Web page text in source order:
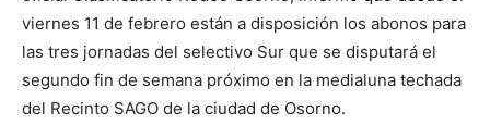
viernes 11 de febrero están a disposición los abonos para
las tres jornadas del selectivo Sur que se disputará el
segundo fin de semana próximo en la medialuna techada
del Recinto SAGO de la ciudad de Osorno.